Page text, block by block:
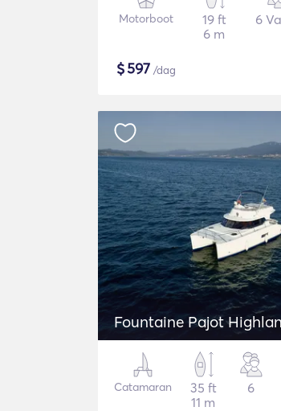
Motorboot
19 ft
6 m
6
$597 /dag
Fountaine Pajot
Catamaran
35 ft
11 m
6